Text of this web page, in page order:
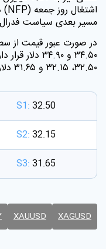
اشتغال روز جمعه (NFP)
مسیر بعدی سیاست
۳۴.۵۰ و
۳۲.۵۰، ۳۲.۱۵ و ۳۱.۶۵ دلار دیده می‌شوند
S1: 32.50
S2: 32.15
S3: 31.65
XAGUSD
XAUUSD